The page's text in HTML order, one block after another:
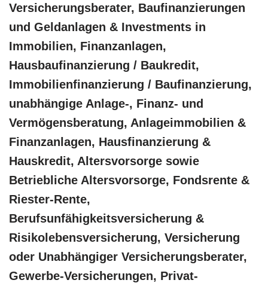
Versicherungsberater, Baufinanzierungen
und Geldanlagen & Investments in
Immobilien, Finanzanlagen,
Hausbaufinanzierung / Baukredit,
Immobilienfinanzierung / Baufinanzierung,
unabhängige Anlage-, Finanz- und
Vermögensberatung, Anlageimmobilien &
Finanzanlagen, Hausfinanzierung &
Hauskredit, Altersvorsorge sowie
Betriebliche Altersvorsorge, Fondsrente &
Riester-Rente,
Berufsunfähigkeitsversicherung &
Risikolebensversicherung, Versicherung
oder Unabhängiger Versicherungsberater,
Gewerbe-Versicherungen, Privat-